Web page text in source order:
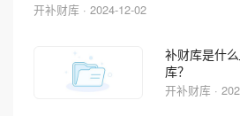
开补财库 · 2024-12-02
补财库是什
库？
开补财库 ·